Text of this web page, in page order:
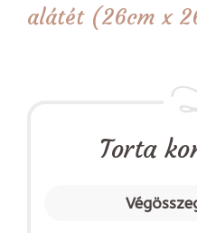
alátét (26cm x
Torta